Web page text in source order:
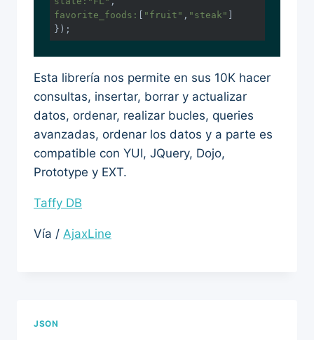
favorite_foods: [ "fruit" , "steak" ]
});
Esta librería nos permite en sus 10K hacer
consultas, insertar, borrar y actualizar
datos, ordenar, realizar bucles, queries
avanzadas, ordenar los datos y a parte es
compatible con YUI, JQuery, Dojo,
Prototype y EXT.
Taffy DB
Vía / AjaxLine
JSON